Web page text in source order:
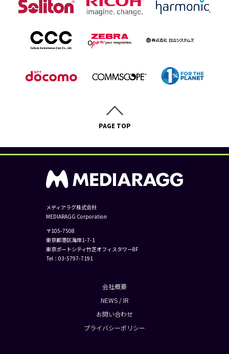
PAGE TOP
メディアラグ株式会社
MEDIARAGG Corporation
〒105-7508
東京都港区海岸1-7-1
東京ポートシティ竹芝オフィスタワー8F
Tel： 03-5797-7191
会社概要
NEWS / IR
お問い合わせ
プライバシーポリシー